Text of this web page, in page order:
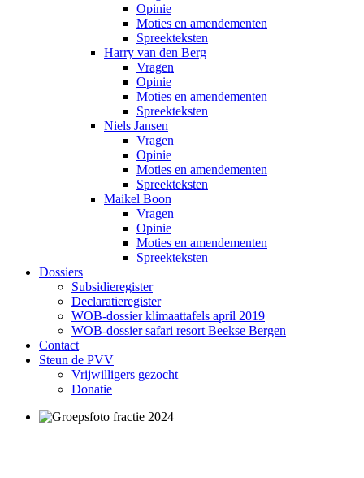
Opinie
Moties en amendementen
Spreekteksten
Harry van den Berg
Vragen
Opinie
Moties en amendementen
Spreekteksten
Niels Jansen
Vragen
Opinie
Moties en amendementen
Spreekteksten
Maikel Boon
Vragen
Opinie
Moties en amendementen
Spreekteksten
Dossiers
Subsidieregister
Declaratieregister
WOB-dossier klimaattafels april 2019
WOB-dossier safari resort Beekse Bergen
Contact
Steun de PVV
Vrijwilligers gezocht
Donatie